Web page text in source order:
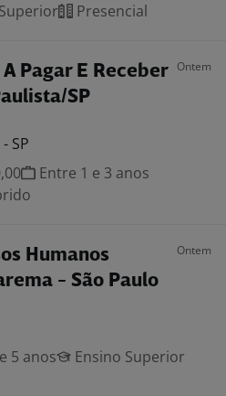
Presencial
Pagar E Receber
SP
Ontem
SP
Entre 1 e 3 anos
Humanos
- São Paulo
Ontem
5 anos
Ensino Superior